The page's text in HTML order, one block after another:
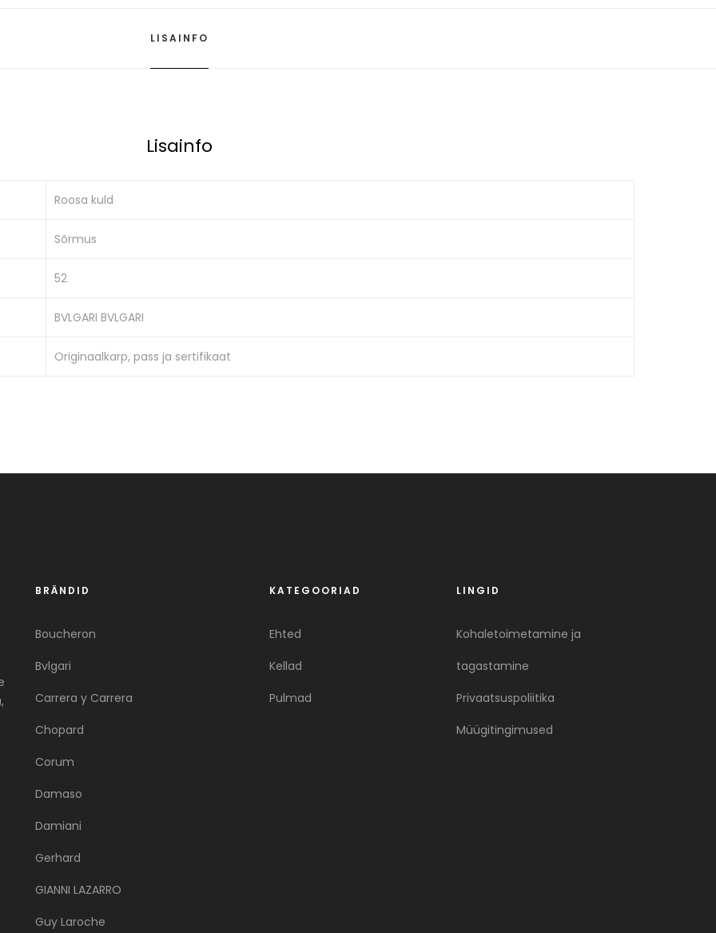
LISAINFO
Lisainfo
Roosa kuld
Sõrmus
52
BVLGARI BVLGARI
Originaalkarp, pass ja sertifikaat
BRÄNDID
Boucheron
Bvlgari
Carrera y Carrera
Chopard
Corum
Damaso
Damiani
Gerhard
GIANNI LAZARRO
Guy Laroche
KATEGOORIAD
Ehted
Kellad
Pulmad
LINGID
Kohaletoimetamine ja
tagastamine
Privaatsuspoliitika
Müügitingimused